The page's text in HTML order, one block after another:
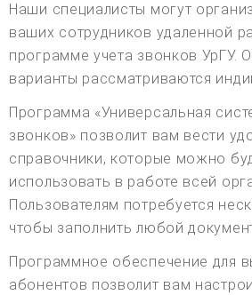
Наши специалисты могут
ваших сотрудников удаленной
программе учета звонков УрГУ.
варианты рассматриваются
Программа «Универсальная
звонков» позволит вам вести
справочники, которые можно
использовать в работе всей
Пользователям потребуется
чтобы заполнить любой
Программное обеспечение для
абонентов позволит вам